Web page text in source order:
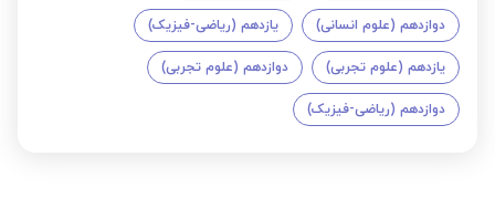
دوازدهم (علوم انسانی) یازدهم (ریاضی-فیزیک)
یازدهم (علوم تجربی) دوازدهم (علوم تجربی)
دوازدهم (ریاضی-فیزیک)